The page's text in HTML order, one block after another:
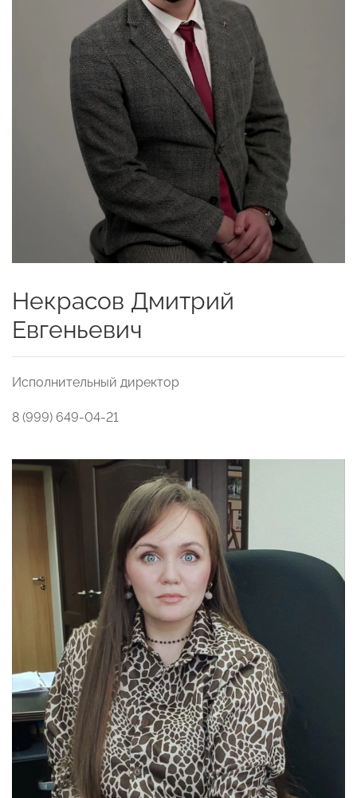
Некрасов Дмитрий
Евгеньевич
Исполнительный директор
8 (999) 649-04-21